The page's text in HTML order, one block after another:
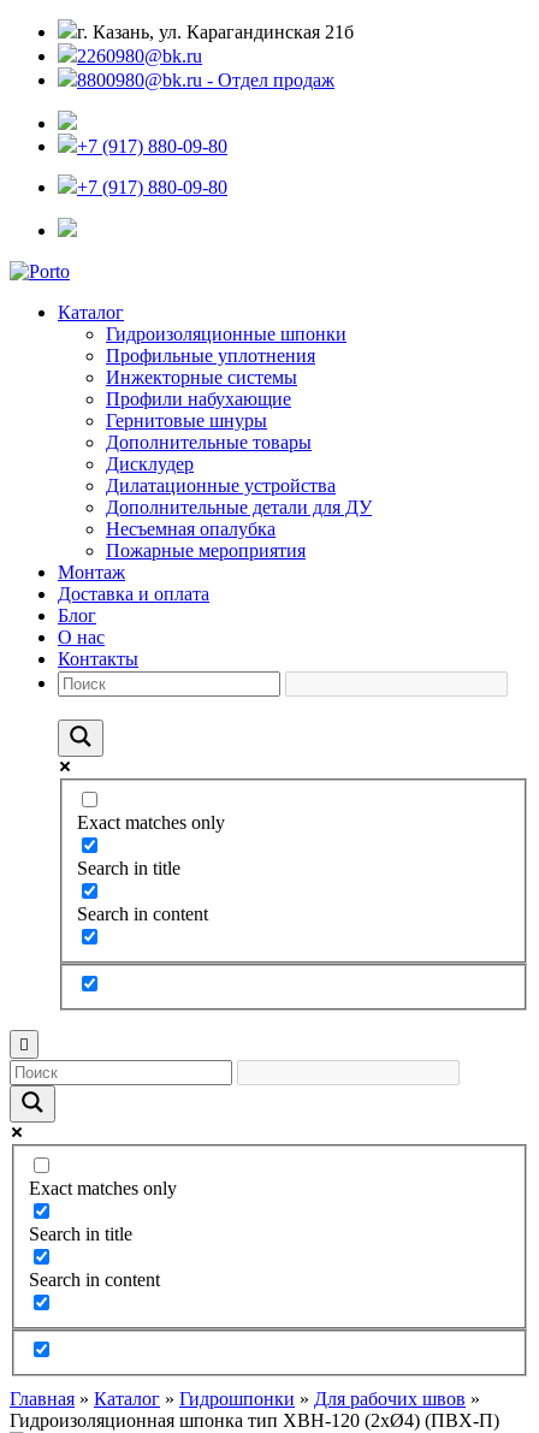
г. Казань, ул. Карагандинская 21б
2260980@bk.ru
8800980@bk.ru - Отдел продаж
+7 (917) 880-09-80
+7 (917) 880-09-80
Каталог
Гидроизоляционные шпонки
Профильные уплотнения
Инжекторные системы
Профили набухающие
Гернитовые шнуры
Дополнительные товары
Дисклудер
Дилатационные устройства
Дополнительные детали для ДУ
Несъемная опалубка
Пожарные мероприятия
Монтаж
Доставка и оплата
Блог
О нас
Контакты
Exact matches only
Search in title
Search in content
Exact matches only
Search in title
Search in content
Главная » Каталог » Гидрошпонки » Для рабочих швов »
Гидроизоляционная шпонка тип ХВН-120 (2хØ4) (ПВХ-П)